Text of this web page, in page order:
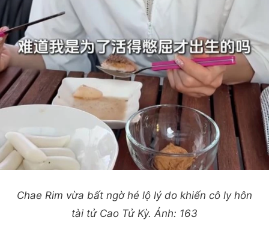
Chae Rim vừa bất ngờ hé lộ lý do khiến cô ly hôn
tài tử Cao Tử Kỳ. Ảnh: 163